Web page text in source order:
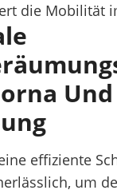
die Mobilität
Und
effiziente
um